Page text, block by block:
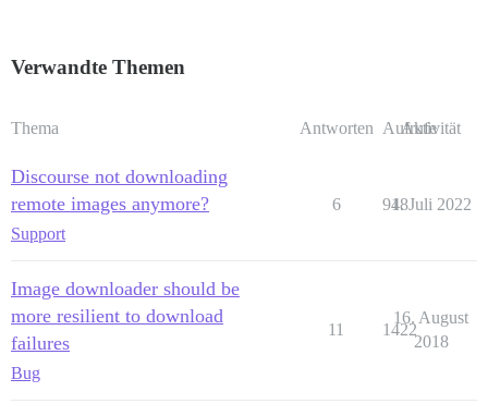
Verwandte Themen
Thema Antworten Aufrufe
Aktivität
Discourse not downloading
remote images anymore?
Support
6 918
4. Juli 2022
Image downloader should be
more resilient to download
failures
Bug
11 1422
16. August
2018